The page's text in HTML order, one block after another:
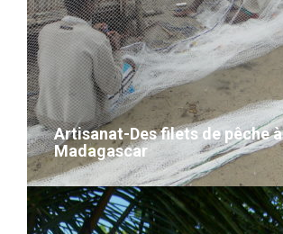
Artisanat-Paniers
VOIR LE DÉTAIL
Artisanat-Des filets de pêche à
Madagascar